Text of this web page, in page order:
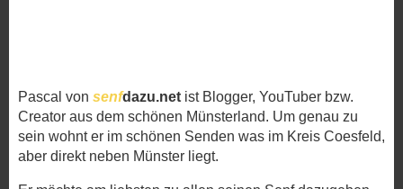
Pascal von senfdazu.net ist Blogger, YouTuber bzw.
Creator aus dem schönen Münsterland. Um genau zu
sein wohnt er im schönen Senden was im Kreis Coesfeld,
aber direkt neben Münster liegt.